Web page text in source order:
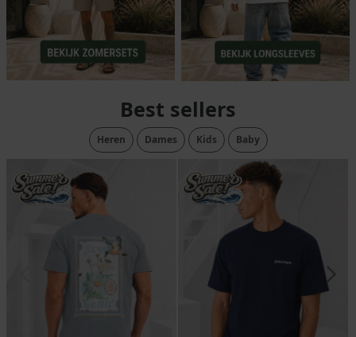
Best sellers
Heren Dames Kids Baby